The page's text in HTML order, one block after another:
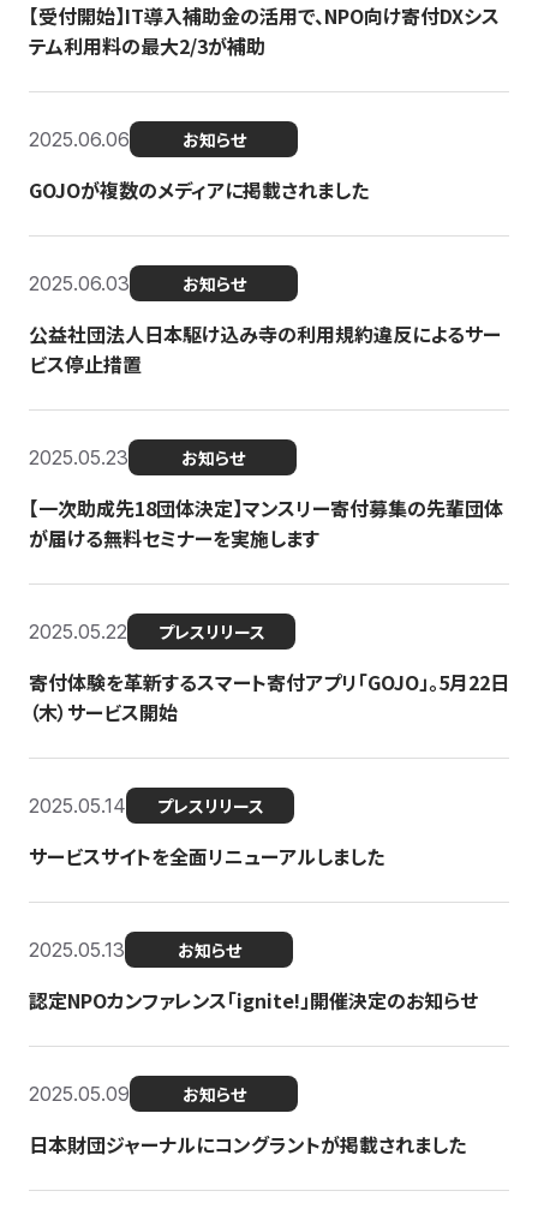
【受付開始】IT導入補助金の活用で、NPO向け寄付DXシス
テム利用料の最大2/3が補助
2025.06.06 お知らせ
GOJOが複数のメディアに掲載されました
2025.06.03 お知らせ
公益社団法人日本駆け込み寺の利用規約違反によるサー
ビス停止措置
2025.05.23 お知らせ
【一次助成先18団体決定】マンスリー寄付募集の先輩団体
が届ける無料セミナーを実施します
2025.05.22 プレスリリース
寄付体験を革新するスマート寄付アプリ「GOJO」。5月22日
（木）サービス開始
2025.05.14 プレスリリース
サービスサイトを全面リニューアルしました
2025.05.13 お知らせ
認定NPOカンファレンス「ignite!」開催決定のお知らせ
2025.05.09 お知らせ
日本財団ジャーナルにコングラントが掲載されました